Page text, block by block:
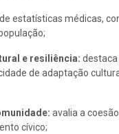
estatísticas médicas,
e resiliência: destaca
de adaptação
avalia a
cívico;